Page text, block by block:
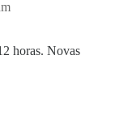
horas. Novas